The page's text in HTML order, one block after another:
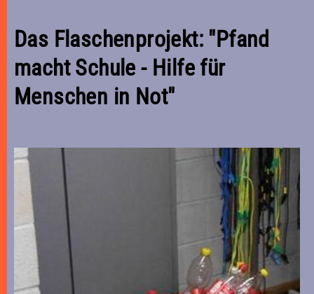
Das Flaschenprojekt: "Pfand
macht Schule - Hilfe für
Menschen in Not"